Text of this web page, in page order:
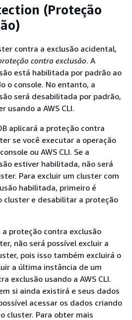
(Proteção
contra a exclusão acidental,
contra exclusão. A
está habilitada por padrão ao
o console. No entanto, a
será desabilitada por padrão,
usando a AWS CLI.
aplicará a proteção contra
se você executar a operação
ou AWS CLI. Se a
estiver habilitada, não será
Para excluir um cluster com
habilitada, primeiro é
cluster e desabilitar a proteção
a proteção contra exclusão
não será possível excluir a
pois isso também excluirá o
a última instância de um
exclusão usando a AWS CLI.
si ainda existirá e seus dados
acessar os dados criando
cluster. Para obter mais